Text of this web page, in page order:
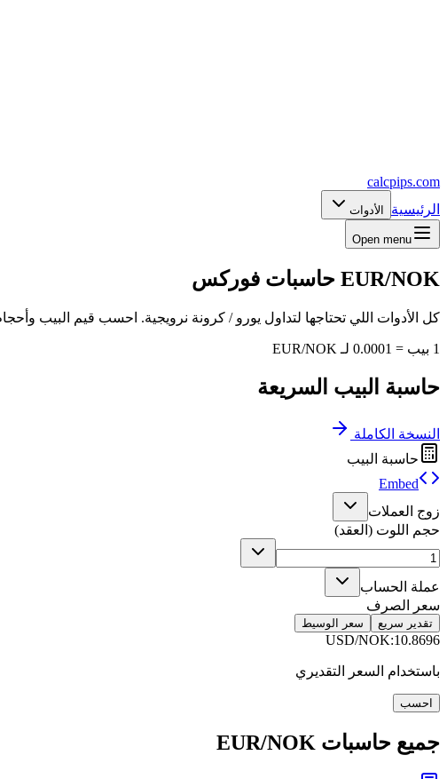
calcpips.com
الرئيسية
الأدوات
Open menu
EUR/NOK حاسبات فوركس
كل الأدوات اللي تحتاجها لتداول يورو / كرونة نرويجية. احسب قيم البيب
1 بيب = 0.0001 لـ EUR/NOK
حاسبة البيب السريعة
النسخة الكاملة
حاسبة البيب
Embed
زوج العملات
حجم اللوت (العقد)
عملة الحساب
سعر الصرف
تقدير سريع سعر الوسيط
USD/NOK:10.8696
باستخدام السعر التقديري
احسب
جميع حاسبات EUR/NOK